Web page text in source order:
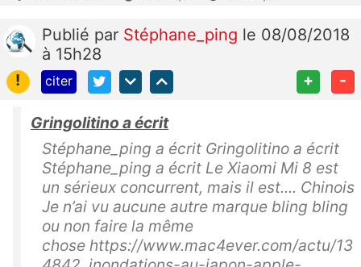
Publié par Stéphane_ping le 08/08/2018
à 15h28
!
citer + -
Gringolitino a écrit
Stéphane_ping a écrit Gringolitino a écrit
Stéphane_ping a écrit Le Xiaomi Mi 8 est
un sérieux concurrent, mais il est.... Chinois
Je n’ai vu aucune autre marque bling bling
ou non faire la même
chose https://www.mac4ever.com/actu/13